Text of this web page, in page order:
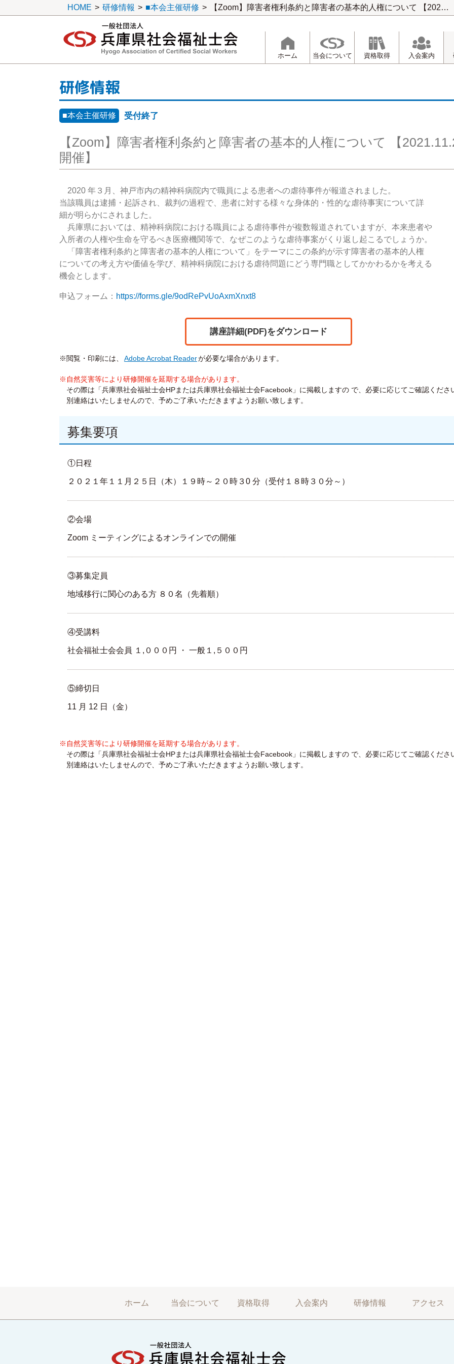
HOME > 研修情報 > ■本会主催研修 > 【Zoom】障害者権利条約と障害者の基本的人権について 【2021.11.25開催】
一般社団法人 兵庫県社会福祉士会
ホーム 当会について 資格取得 入会案内
研修情報
■本会主催研修 受付終了
【Zoom】障害者権利条約と障害者の基本的人権について 【
開催】
2020 年３月、神戸市内の精神科病院内で職員による患者への虐待事件が報道されました。
当該職員は逮捕・起訴され、裁判の過程で、患者に対する様々な身体的・性的な虐待事実について詳
細が明らかにされました。
兵庫県においては、精神科病院における職員による虐待事件が複数報道されていますが、本来患者や
入所者の人権や生命を守るべき医療機関等で、なぜこのような虐待事案がくり返し起こるでしょうか。
「障害者権利条約と障害者の基本的人権について」をテーマにこの条約が示す障害者の基本的人権
についての考え方や価値を学び、精神科病院における虐待問題にどう専門職としてかかわるかを考える
機会とします。
申込フォーム： https://forms.gle/9odRePvUoAxmXnxt8
講座詳細(PDF)をダウンロード
※閲覧・印刷には、 Adobe Acrobat Readerが必要な場合があります。
※自然災害等により研修開催を延期する場合があります。
その際は「兵庫県社会福祉士会HPまたは兵庫県社会福祉士会Facebook」に掲載しますの で、必要に応じてご確認くださ
別連絡はいたしませんので、予めご了承いただきますようお願い致します。
募集要項
①日程
２０２１年１１月２５日（木）１９時～２０時３0 分（受付１８時３０分～）
②会場
Zoom ミーティングによるオンラインでの開催
③募集定員
地域移行に関心のある方 ８０名（先着順）
④受講料
社会福祉士会会員 １,０００円 ・ 一般１,５００円
⑤締切日
11 月 12 日（金）
※自然災害等により研修開催を延期する場合があります。
その際は「兵庫県社会福祉士会HPまたは兵庫県社会福祉士会Facebook」に掲載しますの で、必要に応じてご確認くださ
別連絡はいたしませんので、予めご了承いただきますようお願い致します。
ホーム 当会について 資格取得 入会案内 研修情報 アクセス